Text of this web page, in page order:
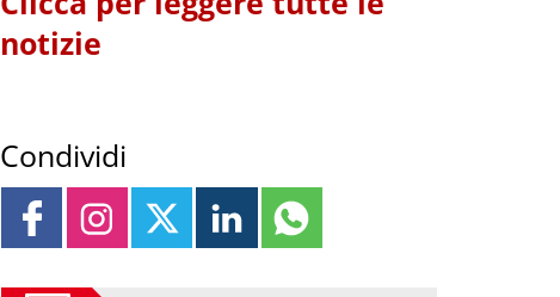
notizie
Condividi